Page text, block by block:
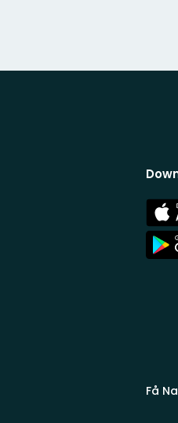
App
Store
App
Store
Få